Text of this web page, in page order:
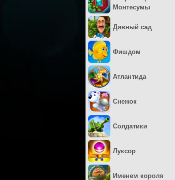
Монтесумы
Дивный сад
Фишдом
Атлантида
Снежок
Солдатики
Луксор
Именем короля